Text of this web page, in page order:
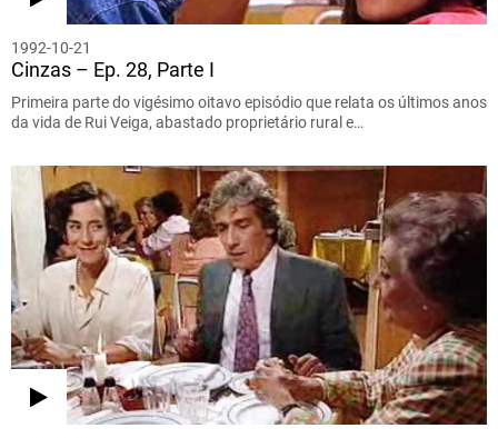
1992-10-21
Cinzas – Ep. 28, Parte I
Primeira parte do vigésimo oitavo episódio que relata os últimos anos
da vida de Rui Veiga, abastado proprietário rural e…